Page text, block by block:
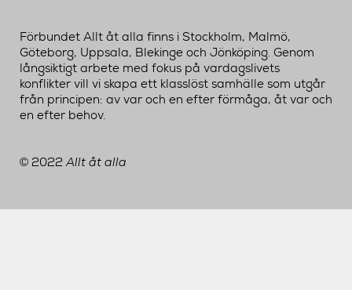
Förbundet Allt åt alla finns i Stockholm, Malmö,
Göteborg, Uppsala, Blekinge och Jönköping. Genom
långsiktigt arbete med fokus på vardagslivets
konflikter vill vi skapa ett klasslöst samhälle som utgår
från principen: av var och en efter förmåga, åt var och
en efter behov.
© 2022Allt åt alla